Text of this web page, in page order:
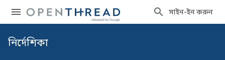
সাইন-ইন করুন
নির্দেশিকা